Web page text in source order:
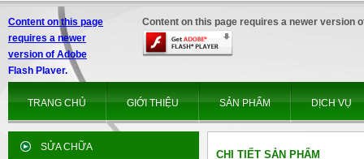
Content on this page
requires a newer
version of Adobe
Flash Player.
Content on this page requires a newer version
TRANG CHỦ GIỚI THIỆU SẢN PHẨM DỊCH VỤ
SỬA CHỮA
CHI TIẾT SẢN PHẨM